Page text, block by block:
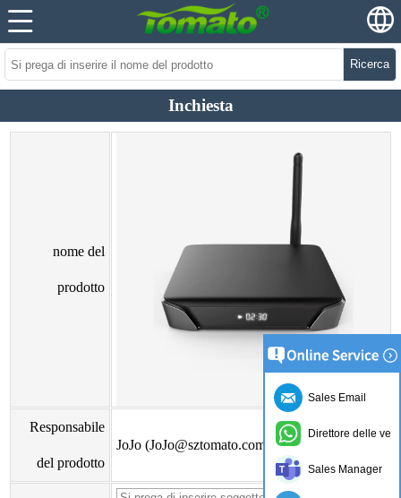
Ricerca
Inchiesta
nome del
prodotto
Responsabile
del prodotto
JoJo (JoJo@sztomato.com)
Sales Email
Direttore delle
Sales Manager